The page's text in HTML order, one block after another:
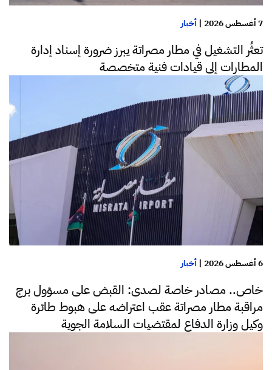
7 أغسطس 2026 | أخبار
تعثُر التشغيل في مطار مصراتة يبرز ضرورة إسناد إدارة
المطارات إلى قيادات فنية متخصصة
6 أغسطس 2026 | أخبار
خاص.. مصادر خاصة لصدى: القبض على مسؤول برج
مراقبة مطار مصراتة عقب اعتراضه على هبوط طائرة
وكيل وزارة الدفاع لمقتضيات السلامة الجوية